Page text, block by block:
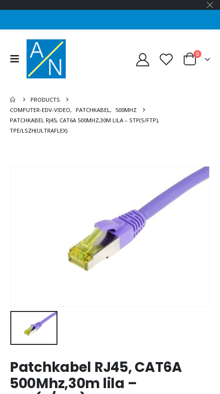
0
PRODUCTS
COMPUTER-EDV-VIDEO, PATCHKABEL,
500MHZ
PATCHKABEL RJ45, CAT6A 500MHZ,30M LILA – STP(S/FTP),
TPE/LSZH(ULTRAFLEX)
Patchkabel RJ45, CAT6A
500Mhz,30m lila –